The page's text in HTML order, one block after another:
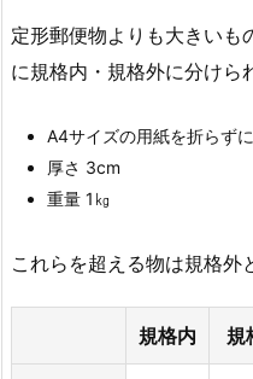
定形郵便物よりも大きいも
に規格内・規格外に分けら
A4サイズの用紙を折らず
厚さ 3cm
重量 1㎏
これらを超える物は規格外
規格内 規